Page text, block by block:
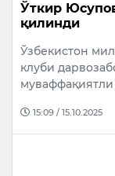
Ўткир
қилинди
Ўзбекистон
клуби
15:09 / 15.10.2025